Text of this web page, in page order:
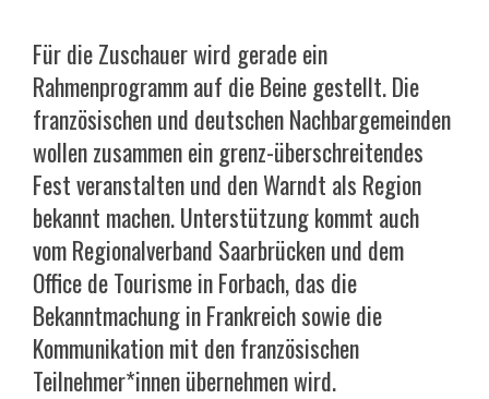
Für die Zuschauer wird gerade ein
Rahmenprogramm auf die Beine gestellt. Die
französischen und deutschen Nachbargemeinden
wollen zusammen ein grenz-überschreitendes
Fest veranstalten und den Warndt als Region
bekannt machen. Unterstützung kommt auch
vom Regionalverband Saarbrücken und dem
Office de Tourisme in Forbach, das die
Bekanntmachung in Frankreich sowie die
Kommunikation mit den französischen
Teilnehmer*innen übernehmen wird.